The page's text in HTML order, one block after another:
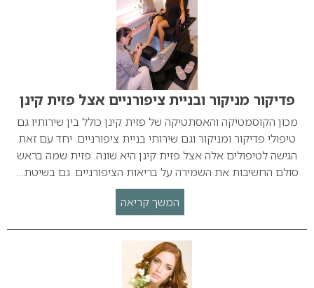
פדיקור מניקור ובניית ציפורניים אצל פזית קינן
מכון הקוסמטיקה והאסתטיקה של פזית קינן כולל בין שירותיו גם
טיפולי פדיקור ומניקור וגם שירותי בניית ציפורניים. יחד עם זאת
הגישה לטיפולים אלה אצל פזית קינן היא שונה. פזית שמה בראש
סולם החשיבות את השמירה על בריאות הציפורניים. גם בשיטת…
המשך קריאה